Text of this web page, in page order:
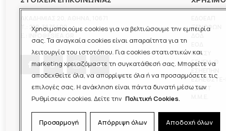
Χρησιμοποιούμε cookies για να βελτιώσουμε την εμπειρία
σας. Τα αναγκαία cookies είναι απαραίτητα για τη
λειτουργία του ιστοτόπου. Για cookies στατιστικών και
marketing χρειαζόμαστε τη συγκατάθεσή σας. Μπορείτε να
αποδεχθείτε όλα, να απορρίψετε όλα ή να προσαρμόσετε τις
επιλογές σας. Η ανάκληση είναι πάντα δυνατή μέσω των
Ρυθμίσεων cookies. Δείτε την Πολιτική Cookies.
Προσαρμογή Απόρριψη όλων Αποδοχή όλων
210-3675400
ΞΕΝΟΦΩΝ
ΠΟΕΣΥ
ΕΣΗΕΜ-Θ
ΕΣΗΕΘΣΤΕ-Ε
ΕΣΠΗΤ